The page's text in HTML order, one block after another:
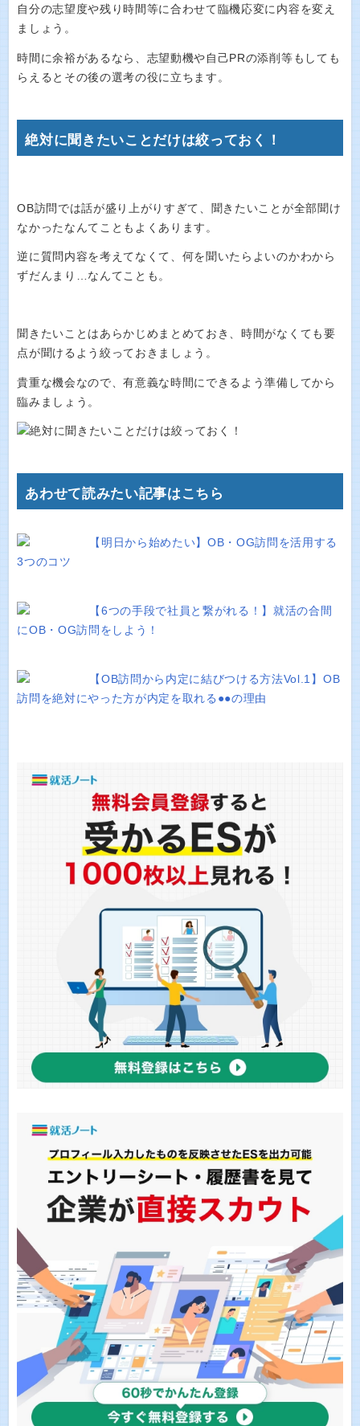
自分の志望度や残り時間等に合わせて臨機応変に内容を変え
ましょう。
時間に余裕があるなら、志望動機や自己PRの添削等もしても
らえるとその後の選考の役に立ちます。
絶対に聞きたいことだけは絞っておく！
OB訪問では話が盛り上がりすぎて、聞きたいことが全部聞け
なかったなんてこともよくあります。
逆に質問内容を考えてなくて、何を聞いたらよいのかわから
ずだんまり…なんてことも。
聞きたいことはあらかじめまとめておき、時間がなくても要
点が聞けるよう絞っておきましょう。
貴重な機会なので、有意義な時間にできるよう準備してから
臨みましょう。
あわせて読みたい記事はこちら
【明日から始めたい】OB・OG訪問を活用する
3つのコツ
【6つの手段で社員と繋がれる！】就活の合間
にOB・OG訪問をしよう！
【OB訪問から内定に結びつける方法Vol.1】OB
訪問を絶対にやった方が内定を取れる●●の理由